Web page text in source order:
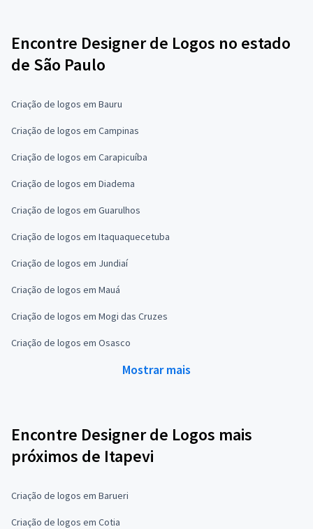
Encontre Designer de Logos no estado
de São Paulo
Criação de logos em Bauru
Criação de logos em Campinas
Criação de logos em Carapicuíba
Criação de logos em Diadema
Criação de logos em Guarulhos
Criação de logos em Itaquaquecetuba
Criação de logos em Jundiaí
Criação de logos em Mauá
Criação de logos em Mogi das Cruzes
Criação de logos em Osasco
Mostrar mais
Encontre Designer de Logos mais
próximos de Itapevi
Criação de logos em Barueri
Criação de logos em Cotia